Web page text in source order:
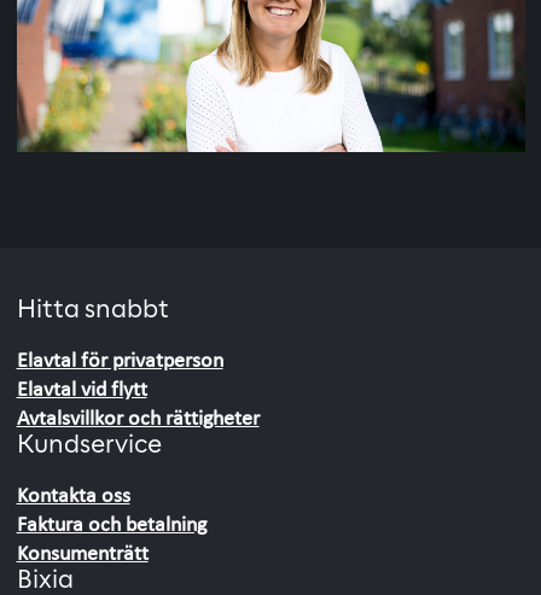
Hitta snabbt
Elavtal för privatperson
Elavtal vid flytt
Avtalsvillkor och rättigheter
Kundservice
Kontakta oss
Faktura och betalning
Konsumenträtt
Bixia